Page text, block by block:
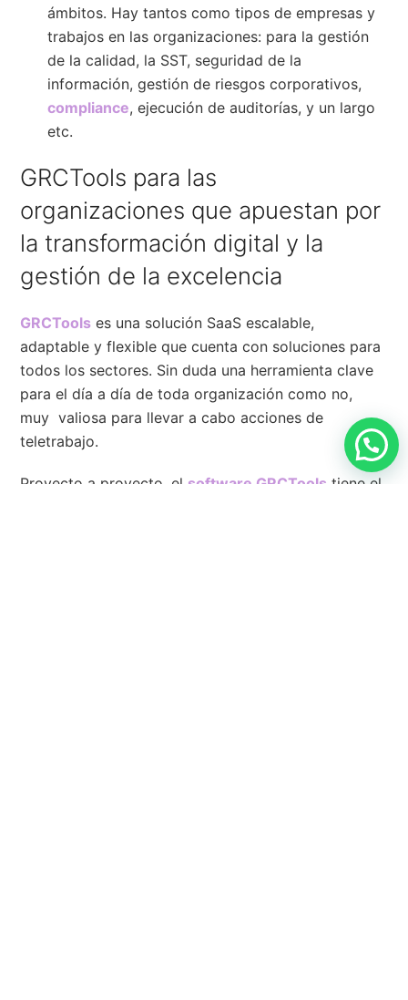
ámbitos. Hay tantos como tipos de empresas y
trabajos en las organizaciones: para la gestión
de la calidad, la SST, seguridad de la
información, gestión de riesgos corporativos,
compliance, ejecución de auditorías, y un largo
etc.
GRCTools para las
organizaciones que apuestan por
la transformación digital y la
gestión de la excelencia
GRCTools es una solución SaaS escalable,
adaptable y flexible que cuenta con soluciones para
todos los sectores. Sin duda una herramienta clave
para el día a día de toda organización como no,
muy valiosa para llevar a cabo acciones de
teletrabajo.
Proyecto a proyecto, el software GRCTools tiene el